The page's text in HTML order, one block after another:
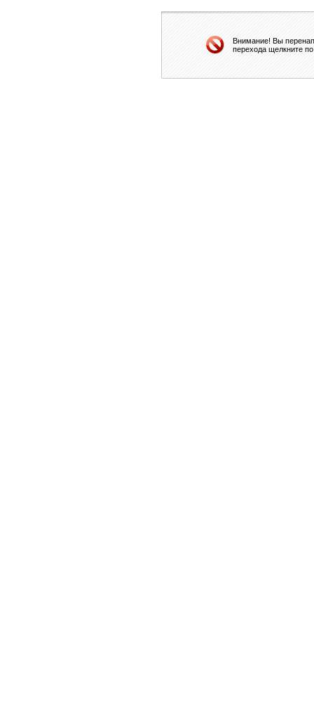
Внимание! Вы
перехода щелкните